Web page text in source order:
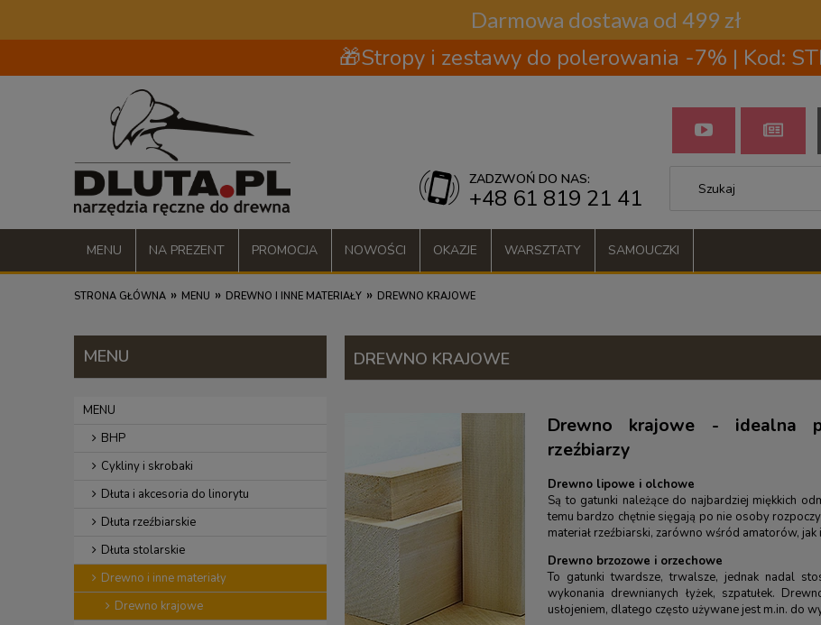
Darmowa dostawa od 499 zł
🎁Stropy i zestawy do polerowania -7% | Kod:
ZADZWOŃ DO NAS:
+48 61 819 21 41
MENU NA PREZENT PROMOCJA NOWOŚCI OKAZJE WARSZTATY SAMOUCZKI
STRONA GŁÓWNA » MENU » DREWNO I INNE MATERIAŁY » DREWNO KRAJOWE
MENU
MENU
BHP
Cykliny i skrobaki
Dłuta i akcesoria do linorytu
Dłuta rzeźbiarskie
Dłuta stolarskie
Drewno i inne materiały
Drewno krajowe
DREWNO KRAJOWE
Drewno krajowe - idealna
rzeźbiarzy
Drewno lipowe i olchowe
Są to gatunki należące do najbardziej miękkich
temu bardzo chętnie sięgają po nie osoby
materiał rzeźbiarski, zarówno wśród amatorów,
Drewno brzozowe i orzechowe
To gatunki twardsze, trwalsze, jednak nadal
wykonania drewnianych łyżek, szpatułek.
usłojeniem, dlatego często używane jest m.in. do